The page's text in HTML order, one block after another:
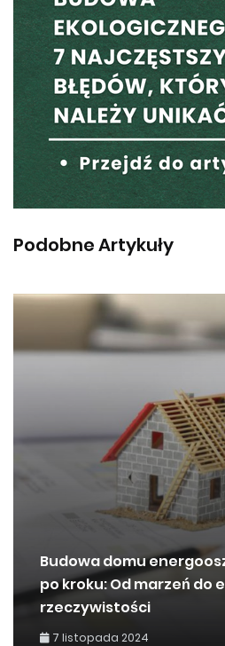
Podobne Artykuły
Budowa domu
po kroku: Od marzeń do
rzeczywistości
7 listopada 2024